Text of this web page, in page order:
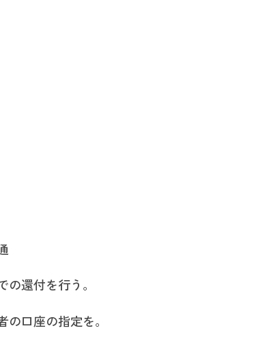
還付を行う。
口座の指定を。